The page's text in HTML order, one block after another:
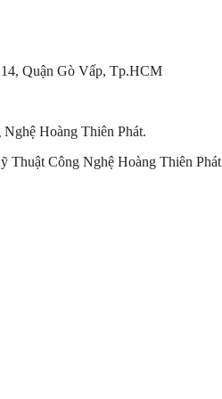
Quận Gò Vấp, Tp.HCM
Hoàng Thiên Phát.
Công Nghệ Hoàng Thiên